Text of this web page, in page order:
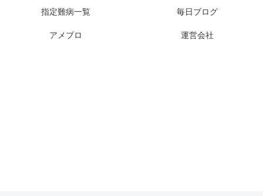
指定難病一覧 毎日ブログ
アメブロ 運営会社